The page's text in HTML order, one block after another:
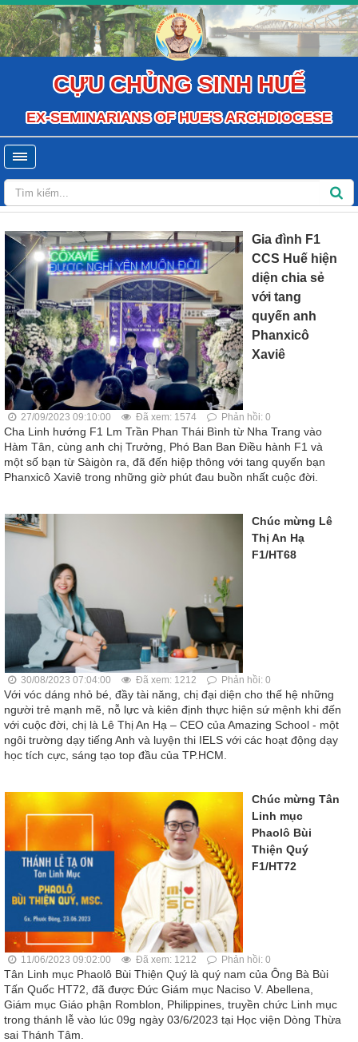
CỰU CHỦNG SINH HUẾ
EX-SEMINARIANS OF HUE'S ARCHDIOCESE
Gia đình F1
CCS Huế hiện
diện chia sẻ
với tang
quyến anh
Phanxicô
Xaviê
27/09/2023 09:10:00 Đã xem: 1574 Phản hồi: 0
Cha Linh hướng F1 Lm Trần Phan Thái Bình từ Nha Trang vào
Hàm Tân, cùng anh chị Trưởng, Phó Ban Ban Điều hành F1 và
một số bạn từ Sàigòn ra, đã đến hiệp thông với tang quyến bạn
Phanxicô Xaviê trong những giờ phút đau buồn nhất cuộc đời.
Chúc mừng Lê
Thị An Hạ
F1/HT68
30/08/2023 07:04:00 Đã xem: 1212 Phản hồi: 0
Với vóc dáng nhỏ bé, đầy tài năng, chị đại diện cho thế hệ những
người trẻ mạnh mẽ, nỗ lực và kiên định thực hiện sứ mệnh khi đến
với cuộc đời, chị là Lê Thị An Hạ – CEO của Amazing School - một
ngôi trường dạy tiếng Anh và luyện thi IELS với các hoạt động dạy
học tích cực, sáng tạo top đầu của TP.HCM.
Chúc mừng Tân
Linh mục
Phaolô Bùi
Thiện Quý
F1/HT72
11/06/2023 09:02:00 Đã xem: 1212 Phản hồi: 0
Tân Linh mục Phaolô Bùi Thiện Quý là quý nam của Ông Bà Bùi
Tấn Quốc HT72, đã được Đức Giám mục Naciso V. Abellena,
Giám mục Giáo phận Romblon, Philippines, truyền chức Linh mục
trong thánh lễ vào lúc 09g ngày 03/6/2023 tại Học viện Dòng Thừa
sai Thánh Tâm.